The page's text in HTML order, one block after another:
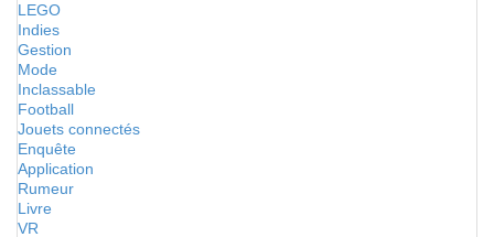
LEGO
Indies
Gestion
Mode
Inclassable
Football
Jouets connectés
Enquête
Application
Rumeur
Livre
VR